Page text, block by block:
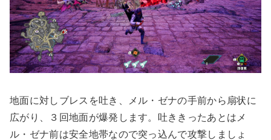
地面に対しブレスを吐き、メル・ゼナの手前から扇状に
広がり、３回地面が爆発します。吐ききったあとはメ
ル・ゼナ前は安全地帯なので突っ込んで攻撃しましょ